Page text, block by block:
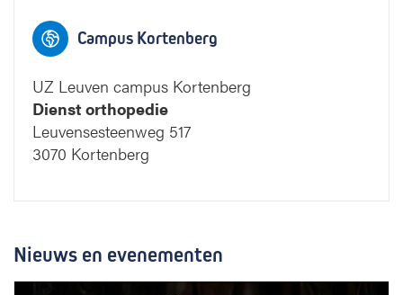
Campus Kortenberg
UZ Leuven campus Kortenberg
Dienst orthopedie
Leuvensesteenweg 517
3070 Kortenberg
Nieuws en evenementen